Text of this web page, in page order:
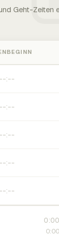
Geht-
0:00
0:00